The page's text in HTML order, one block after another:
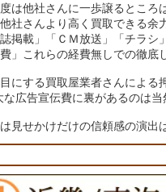
は他社さんに一歩譲るところ
社さんより高く買取できる余
誌掲載」「ＣＭ放送」「チラ
」これらの経費無しでの徹底
にする買取屋業者さんによる
な広告宣伝費に裏があるのは当
見せかけだけの信頼感の演出